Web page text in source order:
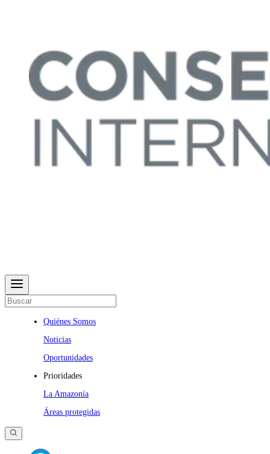
Quiénes Somos
Noticias
Oportunidades
Prioridades
La Amazonía
Áreas protegidas